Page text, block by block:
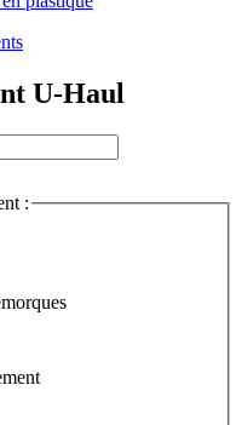
U-Haul
: